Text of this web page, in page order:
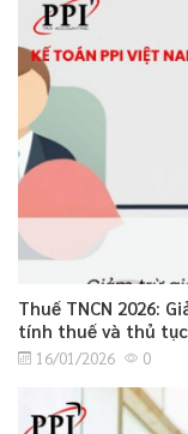
Thuế TNCN 2026:
tính thuế và thủ
16/01/2026 0